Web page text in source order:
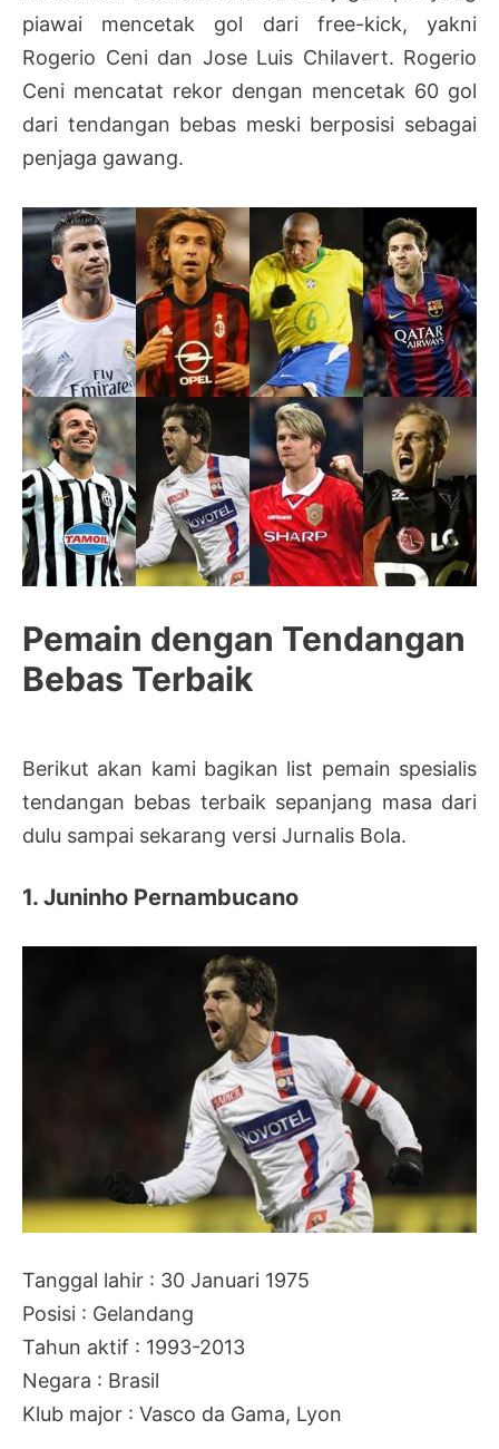
piawai mencetak gol dari free-kick, yakni
Rogerio Ceni dan Jose Luis Chilavert. Rogerio
Ceni mencatat rekor dengan mencetak 60 gol
dari tendangan bebas meski berposisi sebagai
penjaga gawang.
Pemain dengan Tendangan
Bebas Terbaik
Berikut akan kami bagikan list pemain spesialis
tendangan bebas terbaik sepanjang masa dari
dulu sampai sekarang versi Jurnalis Bola.
1. Juninho Pernambucano
Tanggal lahir : 30 Januari 1975
Posisi : Gelandang
Tahun aktif : 1993-2013
Negara : Brasil
Klub major : Vasco da Gama, Lyon